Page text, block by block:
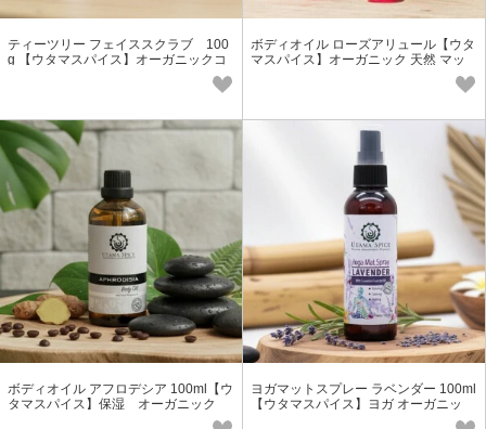
ティーツリー フェイススクラブ 100
g 【ウタマスパイス】オーガニックコ
ボディオイル ローズアリュール【ウタ
マスパイス】オーガニック 天然 マッ
ボディオイル アフロデシア 100ml【ウ
タマスパイス】保湿 オーガニック
ヨガマットスプレー ラベンダー 100ml
【ウタマスパイス】ヨガ オーガニッ
ク おもちゃ・靴・クッションにも